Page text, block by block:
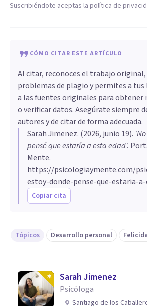
Suscribiéndote aceptas la política de
CÓMO CITAR ESTE ARTÍCULO
Al citar, reconoces el trabajo
problemas de plagio y permites a tus
a las fuentes originales para obtener
o verificar datos. Asegúrate siempre
autores y de citar de forma adecuada.
Sarah Jimenez. (2026, junio 19).
pensé que estaría a esta edad'.
Mente.
https://psicologiaymente.com/
estoy-donde-pense-que-estaria-
Copiar cita
Tópicos Desarrollo personal
Sarah Jimenez
Psicóloga
Santiago de los